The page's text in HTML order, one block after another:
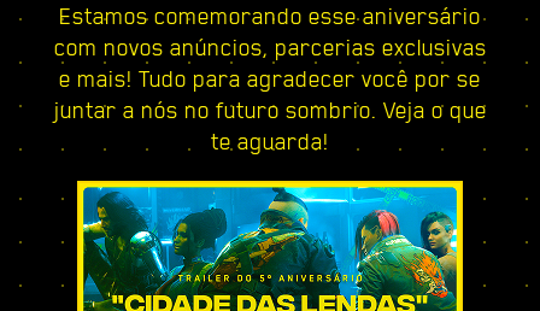
Estamos comemorando esse aniversário
com novos anúncios, parcerias exclusivas
e mais! Tudo para agradecer você por se
juntar a nós no futuro sombrio. Veja o que
te aguarda!